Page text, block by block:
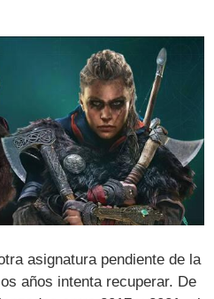
asignatura pendiente de la
años intenta recuperar. De